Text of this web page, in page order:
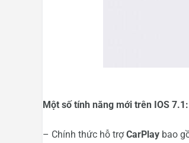
Một số tính năng mới trên IOS 7.1:
– Chính thức hỗ trợCarPlay bao